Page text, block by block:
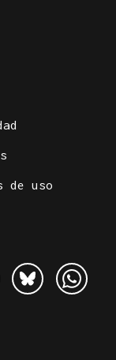
de uso